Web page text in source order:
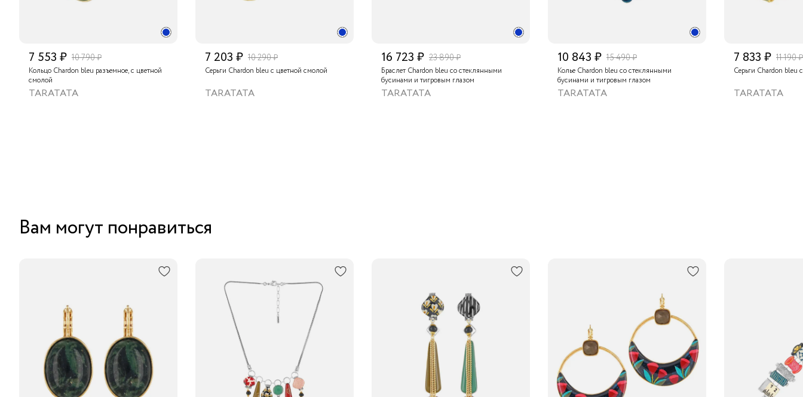
7 553 ₽ 10 790 ₽
Кольцо Chardon bleu разъемное, с цветной
смолой
TARATATA
7 203 ₽ 10 290 ₽
Серьги Chardon bleu с цветной смолой
TARATATA
16 723 ₽ 23 890 ₽
Браслет Chardon bleu со стеклянными
бусинами и тигровым глазом
TARATATA
10 843 ₽ 15 490 ₽
Колье Chardon bleu со стеклянными
бусинами и тигровым глазом
TARATATA
7 833 ₽ 11 190 ₽
Серьги Chardon bleu
TARATATA
Вам могут понравиться